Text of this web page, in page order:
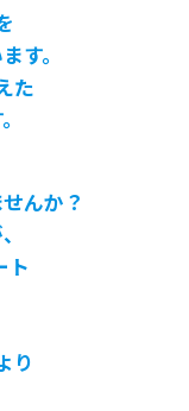
す。
た
んか？
ト
り